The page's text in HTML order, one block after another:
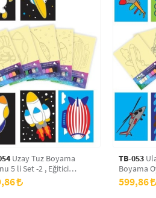
ve aktiviteler için önerilen en
Uzay Tuz Boyama
5 li Set -2 , Eğitici
, Kum Boyama Oyunu
TB-053
Boyama
Eğitici
Oyunu TB-
599,86